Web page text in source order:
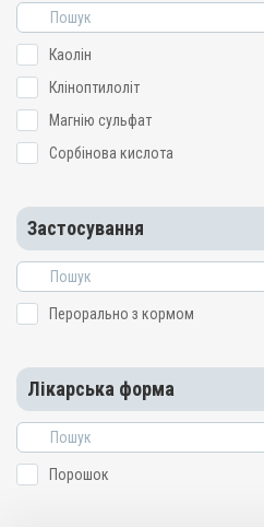
Каолін
Кліноптилоліт
Магнію сульфат
Сорбінова кислота
Застосування
Перорально з кормом
Лікарська форма
Порошок